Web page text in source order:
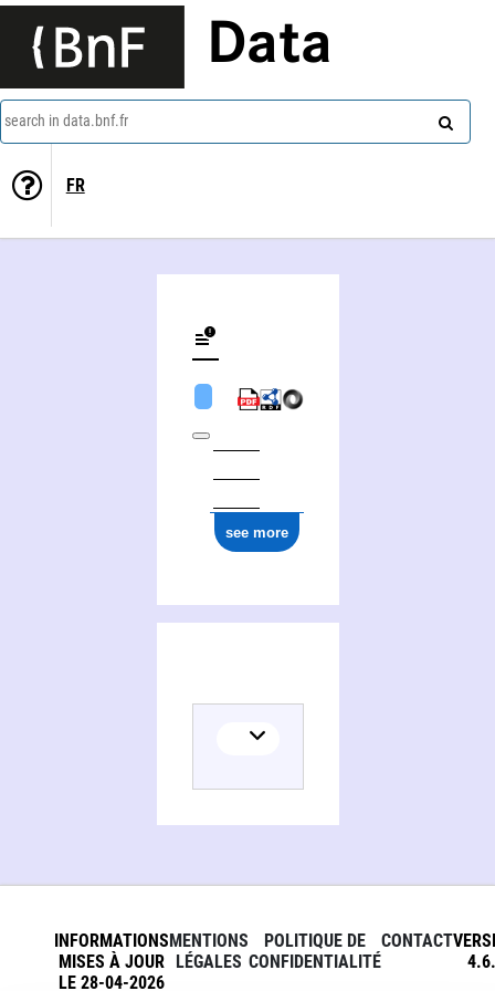
Data
search in data.bnf.fr
FR
see more
INFORMATIONS
MISES À JOUR
LE 28-04-2026
MENTIONS
LÉGALES
POLITIQUE DE
CONFIDENTIALITÉ
CONTACT